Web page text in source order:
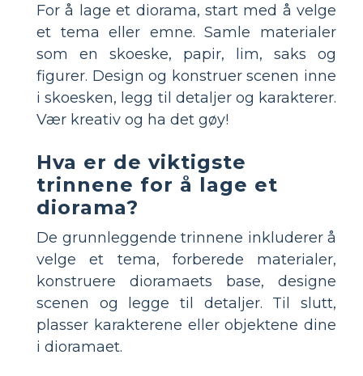
For å lage et diorama, start med å velge
et tema eller emne. Samle materialer
som en skoeske, papir, lim, saks og
figurer. Design og konstruer scenen inne
i skoesken, legg til detaljer og karakterer.
Vær kreativ og ha det gøy!
Hva er de viktigste
trinnene for å lage et
diorama?
De grunnleggende trinnene inkluderer å
velge et tema, forberede materialer,
konstruere dioramaets base, designe
scenen og legge til detaljer. Til slutt,
plasser karakterene eller objektene dine
i dioramaet.